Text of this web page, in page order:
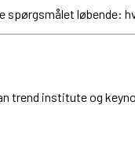
løbende:
trend institute og